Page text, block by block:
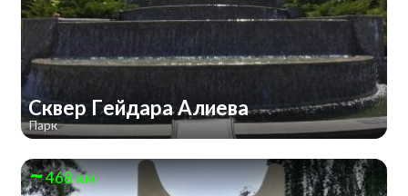
Сквер Гейдара Алиева
Парк
468 км